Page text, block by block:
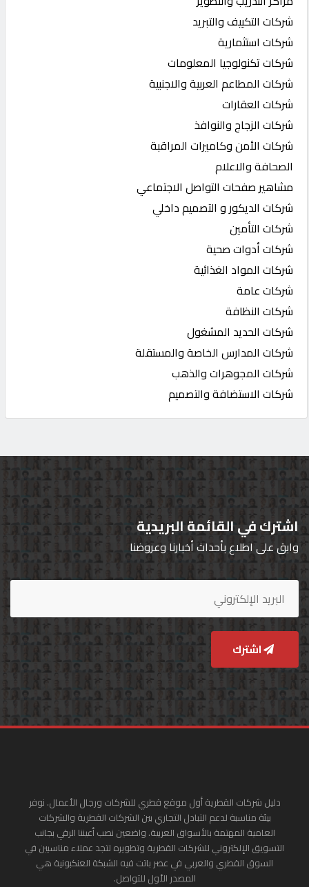
شركات التكييف والتبريد
شركات استثمارية
شركات تكنولوجيا المعلومات
شركات المطاعم العربية والاجنبية
شركات العقارات
شركات الزجاج والنوافذ
شركات الأمن وكاميرات المراقبة
الصحافة والاعلام
مشاهير صفحات التواصل الاجتماعي
شركات الديكور و التصميم داخلي
شركات التأمين
شركات أدوات صحية
شركات المواد الغذائية
شركات عامة
شركات النظافة
شركات الحديد المشغول
شركات المدارس الخاصة والمستقلة
شركات المجوهرات والذهب
شركات الاستضافة والتصميم
اشترك في القائمة البريدية
وابق على اطلاع بأحداث أخبارنا وعروضنا
اشترك
دليل شركات القطرية أول موقع قطري للشركات ورجال الأعمال. نوفر
بيئة مناسبة لدعم التبادل التجاري بين الشركات القطرية والشركات
العامية المهتمة بالأسواق العربية. واضعين نصب أعيننا الرقي بجانب
التسويق الإلكتروني للشركات القطرية وتطويره لتجد عملاء مناسبين في
السوق القطري والعربي في عصر باتت فيه الشبكة العنكبونية هي
المصدر الأول للتواصل.